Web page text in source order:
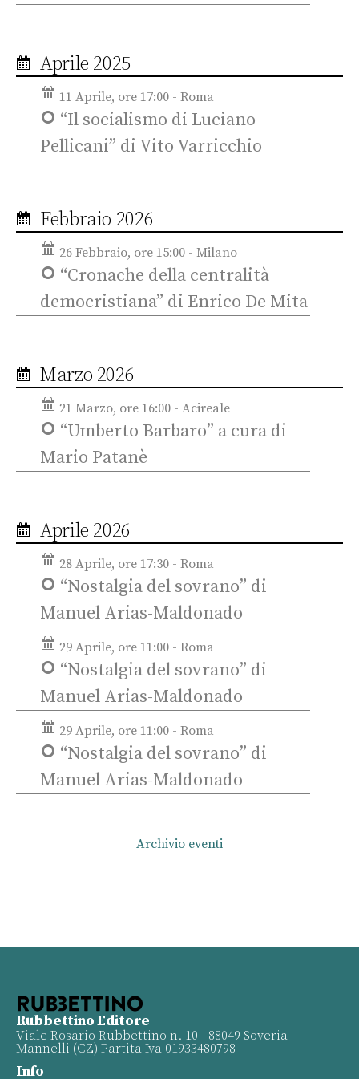
Aprile 2025
11 Aprile, ore 17:00 - Roma
“Il socialismo di Luciano
Pellicani” di Vito Varricchio
Febbraio 2026
26 Febbraio, ore 15:00 - Milano
“Cronache della centralità
democristiana” di Enrico De Mita
Marzo 2026
21 Marzo, ore 16:00 - Acireale
“Umberto Barbaro” a cura di
Mario Patanè
Aprile 2026
28 Aprile, ore 17:30 - Roma
“Nostalgia del sovrano” di
Manuel Arias-Maldonado
29 Aprile, ore 11:00 - Roma
“Nostalgia del sovrano” di
Manuel Arias-Maldonado
29 Aprile, ore 11:00 - Roma
“Nostalgia del sovrano” di
Manuel Arias-Maldonado
Archivio eventi
Rubbettino Editore
Viale Rosario Rubbettino n. 10 - 88049 Soveria
Mannelli (CZ) Partita Iva 01933480798
Info